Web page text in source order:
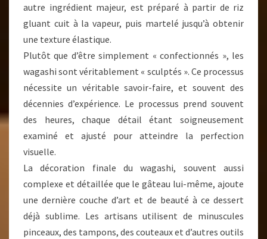
autre ingrédient majeur, est préparé à partir de riz
gluant cuit à la vapeur, puis martelé jusqu’à obtenir
une texture élastique.
Plutôt que d’être simplement « confectionnés », les
wagashi sont véritablement « sculptés ». Ce processus
nécessite un véritable savoir-faire, et souvent des
décennies d’expérience. Le processus prend souvent
des heures, chaque détail étant soigneusement
examiné et ajusté pour atteindre la perfection
visuelle.
La décoration finale du wagashi, souvent aussi
complexe et détaillée que le gâteau lui-même, ajoute
une dernière couche d’art et de beauté à ce dessert
déjà sublime. Les artisans utilisent de minuscules
pinceaux, des tampons, des couteaux et d’autres outils